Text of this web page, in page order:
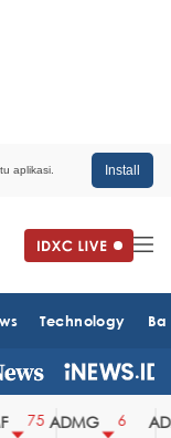
aplikasi. Install
Technology
75 ADMG